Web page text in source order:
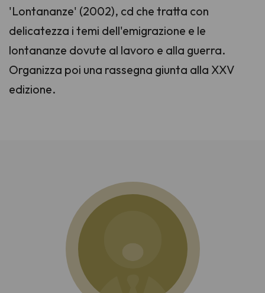
'Lontananze' (2002), cd che tratta con
delicatezza i temi dell'emigrazione e le
lontananze dovute al lavoro e alla guerra.
Organizza poi una rassegna giunta alla XXV
edizione.